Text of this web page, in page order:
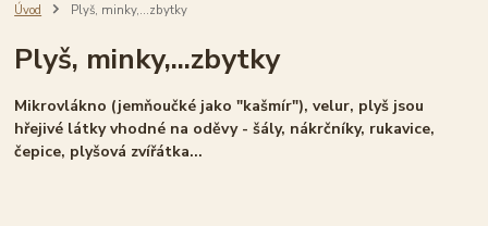
Úvod Plyš, minky,...zbytky
Plyš, minky,...zbytky
Mikrovlákno (jemňoučké jako "kašmír"), velur, plyš jsou
hřejivé látky vhodné na oděvy - šály, nákrčníky, rukavice,
čepice, plyšová zvířátka...